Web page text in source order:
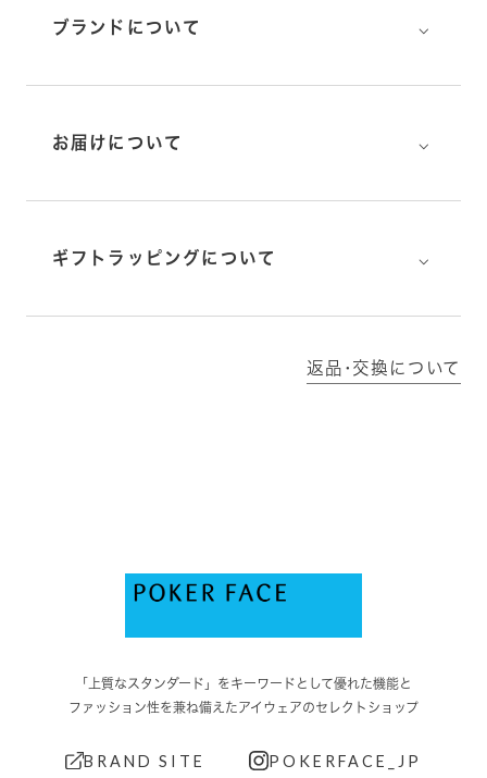
ブランドについて ⌵
お届けについて ⌵
ギフトラッピングについて ⌵
返品･交換について
「上質なスタンダード」をキーワードとして優れた機能と
ファッション性を兼ね備えたアイウェアのセレクトショップ
BRAND SITE POKERFACE_JP